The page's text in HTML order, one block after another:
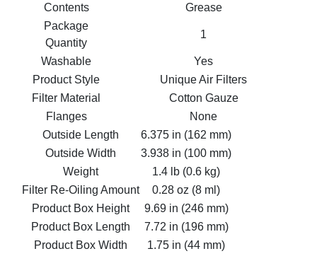
Contents
Grease
Package
Quantity
1
Washable
Yes
Product Style
Unique Air Filters
Filter Material
Cotton Gauze
Flanges
None
Outside Length
6.375 in (162 mm)
Outside Width
3.938 in (100 mm)
Weight
1.4 lb (0.6 kg)
Filter Re-Oiling Amount
0.28 oz (8 ml)
Product Box Height
9.69 in (246 mm)
Product Box Length
7.72 in (196 mm)
Product Box Width
1.75 in (44 mm)